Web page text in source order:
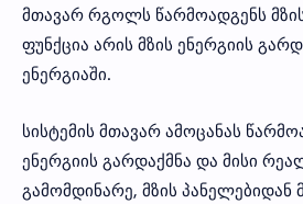
მთავარ რგოლს წარმოადგენს
ფუნქცია არის მზის ენერგიის
ენერგიაში.
სისტემის მთავარ ამოცანას
ენერგიის გარდაქმნა და მისი
გამომდინარე, მზის პანელებიდან